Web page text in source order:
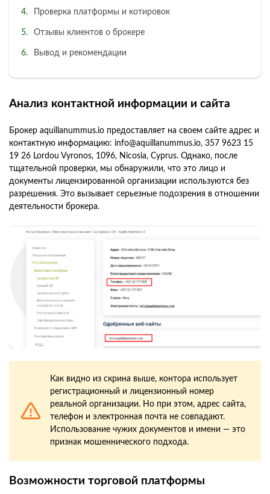
Проверка платформы и котировок
Отзывы клиентов о брокере
Вывод и рекомендации
Анализ контактной информации и сайта
Брокер aquillanummus.io предоставляет на своем сайте адрес и
контактную информацию: info@aquillanummus.io, 357 9623 15
19 26 Lordou Vyronos, 1096, Nicosia, Cyprus. Однако, после
тщательной проверки, мы обнаружили, что это лицо и
документы лицензированной организации используются без
разрешения. Это вызывает серьезные подозрения в отношении
деятельности брокера.
Как видно из скрина выше, контора использует
регистрационный и лицензионный номер
реальной организации. Но при этом, адрес сайта,
телефон и электронная почта не совпадают.
Использование чужих документов и имени — это
признак мошеннического подхода.
Возможности торговой платформы